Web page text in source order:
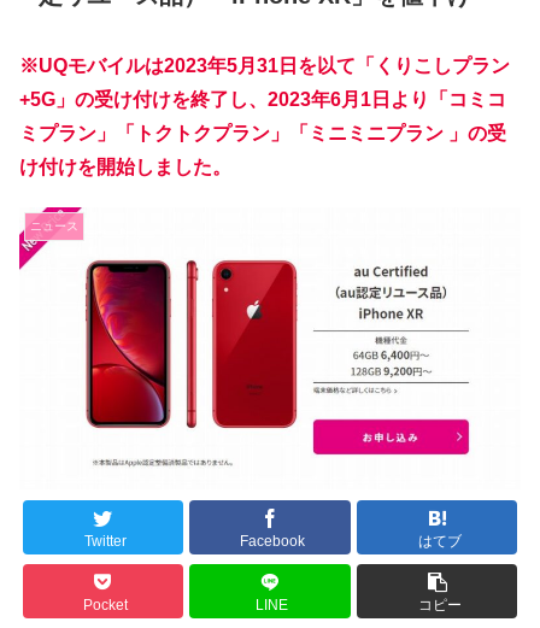
※UQモバイルは2023年5月31日を以て「くりこしプラン
+5G」の受け付けを終了し、2023年6月1日より「コミコ
ミプラン」「トクトクプラン」「ミニミニプラン 」の受
け付けを開始しました。
ニュース
Twitter Facebook はてブ
Pocket LINE コピー